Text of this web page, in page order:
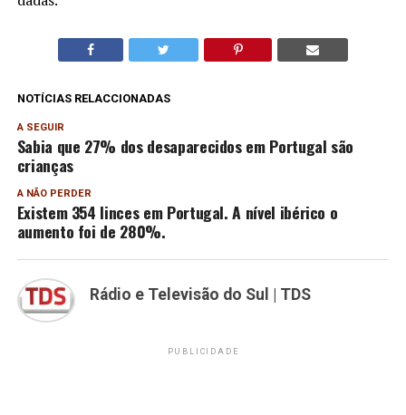
NOTÍCIAS RELACCIONADAS
A SEGUIR
Sabia que 27% dos desaparecidos em Portugal são
crianças
A NÃO PERDER
Existem 354 linces em Portugal. A nível ibérico o
aumento foi de 280%.
Rádio e Televisão do Sul | TDS
PUBLICIDADE